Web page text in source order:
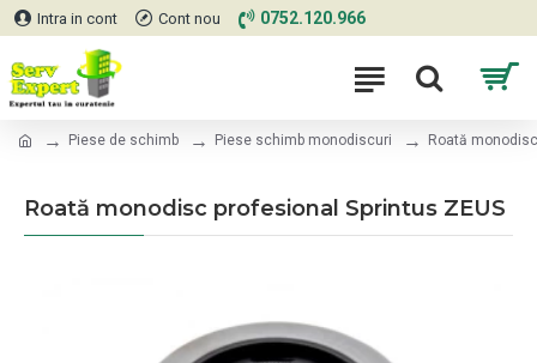
Intra in cont Cont nou 0752.120.966
Piese de schimb Piese schimb monodiscuri Roată
Roată monodisc profesional Sprintus ZEUS